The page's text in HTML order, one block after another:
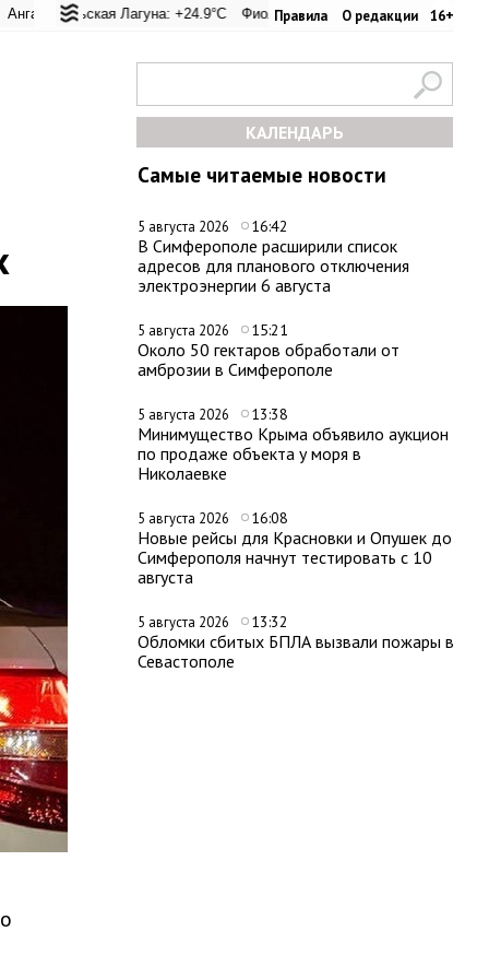
Правила О редакции 16+
Лагуна: +24.9°C Фиолент: +25.6°C Казачья бухта: +25.4°C
+22.8°C Евпатория: +24.5°C Керчь: +28°C Никитский сад:
КАЛЕНДАРЬ
Самые читаемые новости
5 августа 2026 16:42
В Симферополе расширили список
адресов для планового отключения
электроэнергии 6 августа
5 августа 2026 15:21
Около 50 гектаров обработали от
амброзии в Симферополе
5 августа 2026 13:38
Минимущество Крыма объявило аукцион
по продаже объекта у моря в
Николаевке
5 августа 2026 16:08
Новые рейсы для Красновки и Опушек до
Симферополя начнут тестировать с 10
августа
5 августа 2026 13:32
Обломки сбитых БПЛА вызвали пожары в
Севастополе